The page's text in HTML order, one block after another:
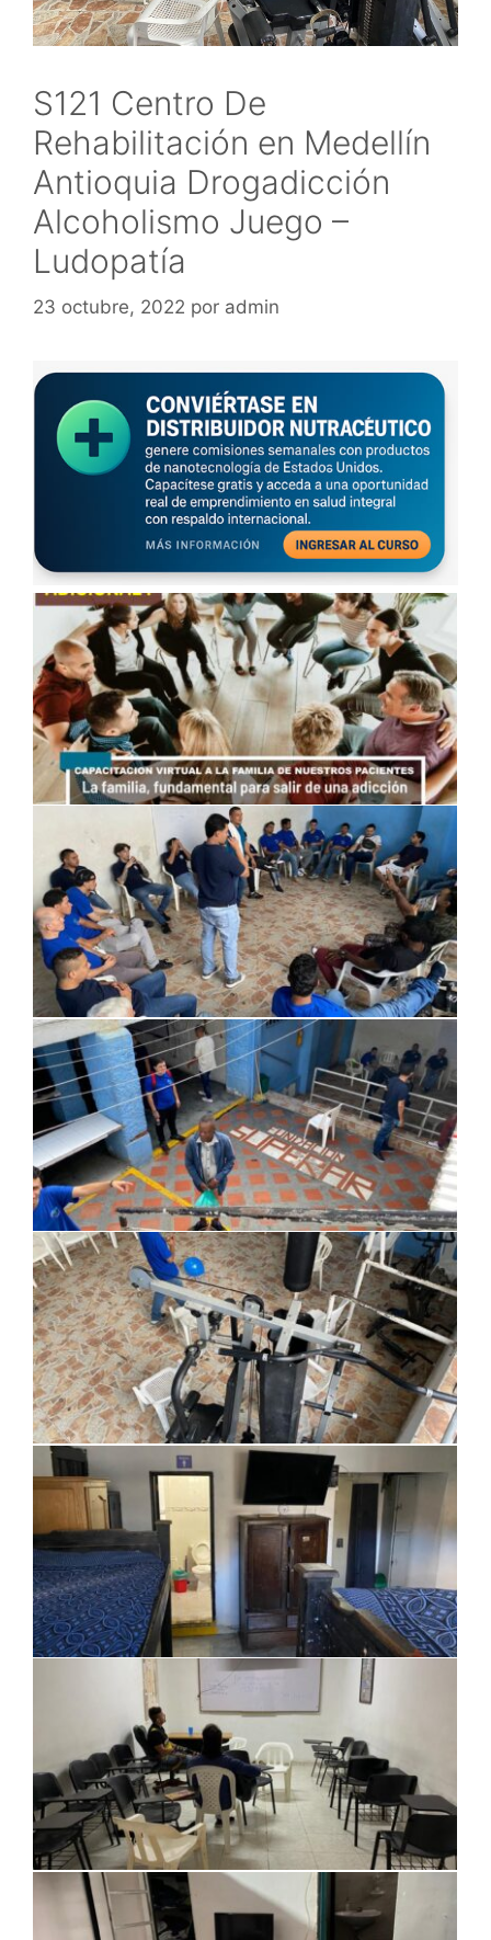
S121 Centro De
Rehabilitación en Medellín
Antioquia Drogadicción
Alcoholismo Juego –
Ludopatía
23 octubre, 2022 por admin